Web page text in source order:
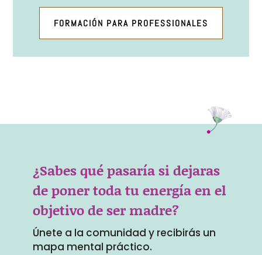
FORMACIÓN PARA PROFESSIONALES
¿Sabes qué pasaría si dejaras
de poner toda tu energía en el
objetivo de ser madre?
Únete a la comunidad y recibirás un
mapa mental práctico.